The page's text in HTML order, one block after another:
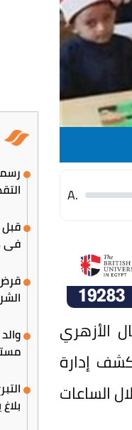
.A
الأزهري
المتوقع أن تكشف إدارة
عن نتيجة تنسيق المرحلة الابتدائية الأزهرية 2025-2026 خلال الساعات
في 4 خطوات